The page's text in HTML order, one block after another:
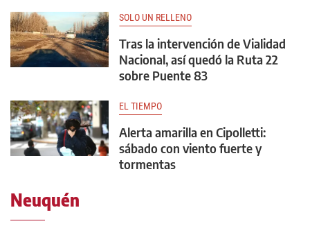
SOLO UN RELLENO
Tras la intervención de Vialidad
Nacional, así quedó la Ruta 22
sobre Puente 83
EL TIEMPO
Alerta amarilla en Cipolletti:
sábado con viento fuerte y
tormentas
Neuquén